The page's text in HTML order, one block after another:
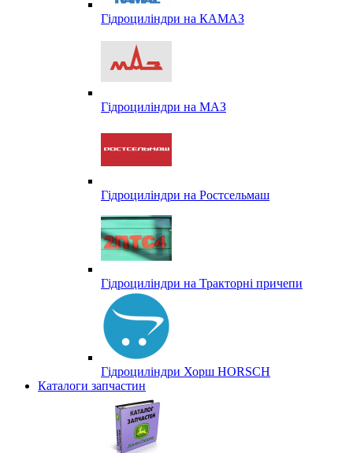
Гідроциліндри на КАМАЗ
Гідроциліндри на МАЗ
Гідроциліндри на Ростсельмаш
Гідроциліндри на Тракторні причепи
Гідроциліндри Хорш HORSCH
Каталоги запчастин